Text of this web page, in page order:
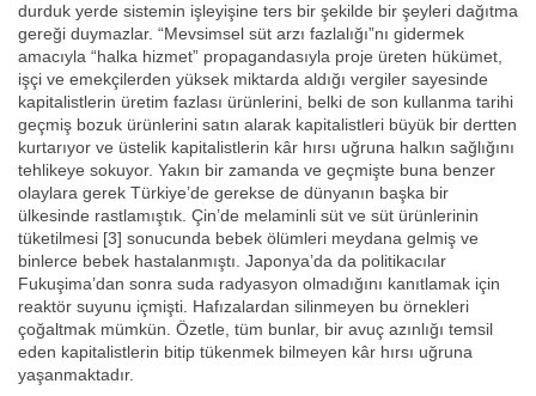
durduk yerde sistemin işleyişine ters bir şekilde bir şeyleri dağıtma
gereği duymazlar. “Mevsimsel süt arzı fazlalığı”nı gidermek
amacıyla “halka hizmet” propagandasıyla proje üreten hükümet,
işçi ve emekçilerden yüksek miktarda aldığı vergiler sayesinde
kapitalistlerin üretim fazlası ürünlerini, belki de son kullanma tarihi
geçmiş bozuk ürünlerini satın alarak kapitalistleri büyük bir dertten
kurtarıyor ve üstelik kapitalistlerin kâr hırsı uğruna halkın sağlığını
tehlikeye sokuyor. Yakın bir zamanda ve geçmişte buna benzer
olaylara gerek Türkiye’de gerekse de dünyanın başka bir
ülkesinde rastlamıştık. Çin’de melaminli süt ve süt ürünlerinin
tüketilmesi [3] sonucunda bebek ölümleri meydana gelmiş ve
binlerce bebek hastalanmıştı. Japonya’da da politikacılar
Fukuşima’dan sonra suda radyasyon olmadığını kanıtlamak için
reaktör suyunu içmişti. Hafızalardan silinmeyen bu örnekleri
çoğaltmak mümkün. Özetle, tüm bunlar, bir avuç azınlığı temsil
eden kapitalistlerin bitip tükenmek bilmeyen kâr hırsı uğruna
yaşanmaktadır.